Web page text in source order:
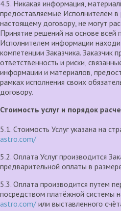
4.5. Никакая информация,
предоставляемые Исполнителем в
настоящему договору, не могут
Принятие решений на основе всей
Исполнителем информации
компетенции Заказчика. Заказчик
ответственность и риски,
информации и материалов,
рамках исполнения своих
договору.
Стоимость услуг и порядок
5.1. Стоимость Услуг указана на
astro.com/
5.2. Оплата Услуг производится
предварительной оплаты в
5.3. Оплата производится путем
посредством платёжной системы
astro.com/ или выставленного